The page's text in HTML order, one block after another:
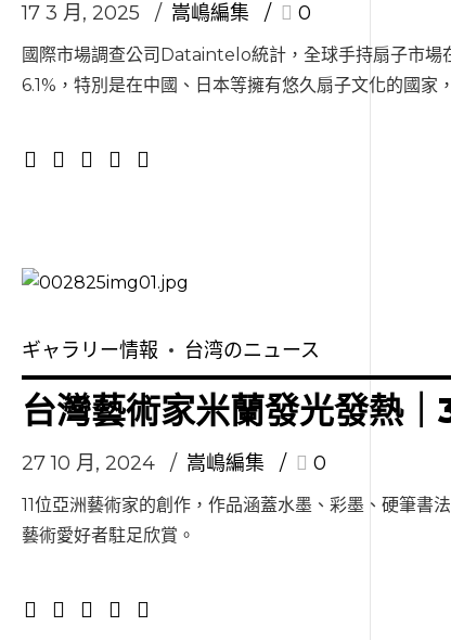
17 3 月, 2025 嵩嶋編集 0
國際市場調查公司Dataintelo統計，全球手持扇子市
6.1%，特別是在中國、日本等擁有悠久扇子文化的國家
ギャラリー情報 台湾のニュース
台灣藝術家米蘭發光發熱
27 10 月, 2024 嵩嶋編集 0
11位亞洲藝術家的創作，作品涵蓋水墨、彩墨、硬筆書
藝術愛好者駐足欣賞。